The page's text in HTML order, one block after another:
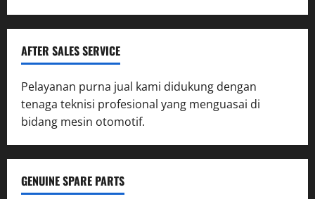
AFTER SALES SERVICE
Pelayanan purna jual kami didukung dengan
tenaga teknisi profesional yang menguasai di
bidang mesin otomotif.
GENUINE SPARE PARTS